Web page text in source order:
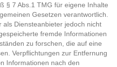
§ 7 Abs.1 TMG für eigene Inhalte
Gesetzen verantwortlich.
als Diensteanbieter jedoch nicht
fremde Informationen
zu forschen, die auf eine
Verpflichtungen zur Entfernung
Informationen nach den